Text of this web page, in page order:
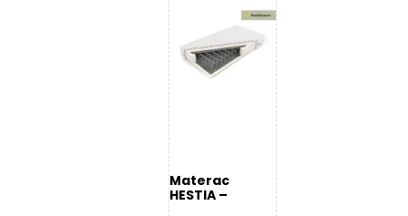
do
2
352 zł
Materac
HESTIA –